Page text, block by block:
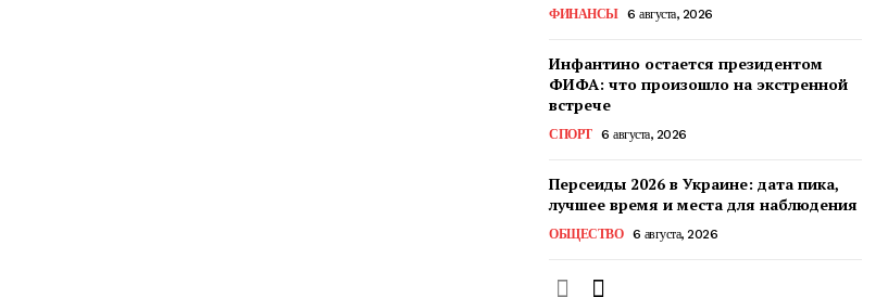
ФИНАНСЫ 6 августа, 2026
Инфантино остается президентом
ФИФА: что произошло на экстренной
встрече
СПОРТ 6 августа, 2026
Персеиды 2026 в Украине: дата пика,
лучшее время и места для наблюдения
ОБЩЕСТВО 6 августа, 2026